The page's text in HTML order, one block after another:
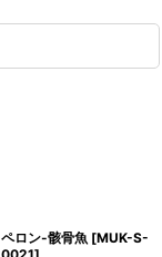
ペロン-骸骨魚 [MUK-S-